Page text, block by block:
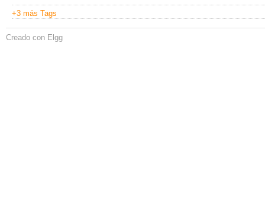
+3 más Tags
Creado con Elgg